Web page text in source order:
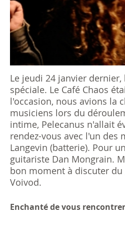
s
i
iLe jeudi 24 janvier
spéciale. Le Café Chaos
l'occasion, nous avions la
musiciens lors du
intime, Pelecanus n'allait
rendez-vous avec l'un des
Langevin (batterie). Pour
guitariste Dan Mongrain.
bon moment à discuter
Voivod.
Enchanté de vous